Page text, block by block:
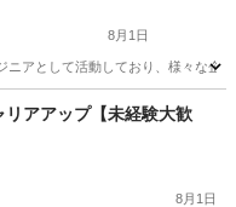
8月1日
アとして活動しており、様々な企
オンライン
アアップ【未経験大歓
8月1日